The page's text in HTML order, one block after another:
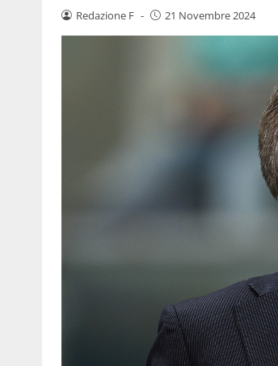
Redazione F - 21 Novembre 2024